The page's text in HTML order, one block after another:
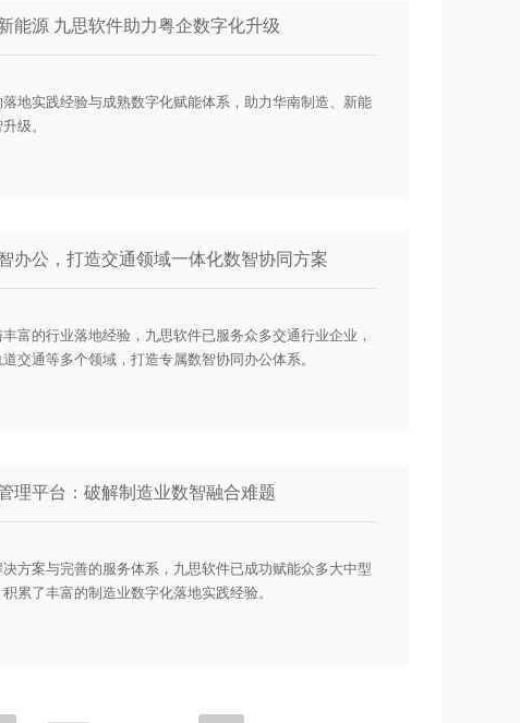
能源 九思软件助力粤企数字化升级
地实践经验与成熟数字化赋能体系，助力华南制造、新能
级。
办公，打造交通领域一体化数智协同方案
富的行业落地经验，九思软件已服务众多交通行业企业，
交通等多个领域，打造专属数智协同办公体系。
理平台：破解制造业数智融合难题
方案与完善的服务体系，九思软件已成功赋能众多大中型
累了丰富的制造业数字化落地实践经验。